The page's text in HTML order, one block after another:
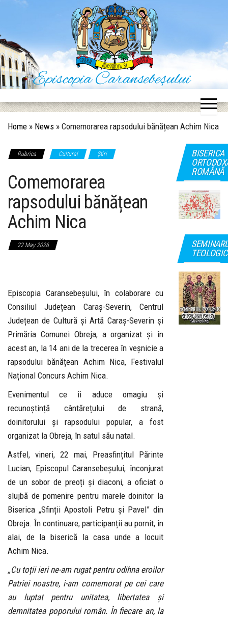
the
contentEpiscopia Caransebeșului
Situl oficial al Episcopiei Caransebeșului
Home » News » Comemorarea rapsodului bănățean Achim Nica
Rubrica Cultural Știri
Comemorarea
rapsodului bănățean
Achim Nica
22 May 2026
Episcopia Caransebeșului, în colaborare cu
Consiliul Județean Caraș-Severin, Centrul
Județean de Cultură și Artă Caraș-Severin și
Primăria Comunei Obreja, a organizat și în
acest an, la 14 ani de la trecerea în veșnicie a
rapsodului bănățean Achim Nica, Festivalul
Național Concurs Achim Nica.
Evenimentul ce îi aduce omagiu și
recunoștință cântărețului de strană,
doinitorului și rapsodului popular, a fost
organizat la Obreja, în satul său natal.
Astfel, vineri, 22 mai, Preasfințitul Părinte
Lucian, Episcopul Caransebeșului, înconjurat
de un sobor de preoți și diaconi, a oficiat o
slujbă de pomenire pentru marele doinitor la
Biserica „Sfinții Apostoli Petru și Pavel” din
Obreja. În continuare, participanții au pornit, în
alai, de la biserică la casa unde a locuit
Achim Nica.
„Cu toții ieri ne-am rugat pentru odihna eroilor
Patriei noastre, i-am comemorat pe cei care
au luptat pentru unitatea, libertatea și
demnitatea poporului român. În fiecare an, la
BISERICA
ROMÂNĂ
TEOLOGIC